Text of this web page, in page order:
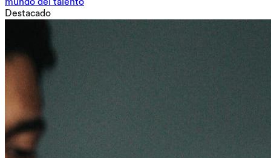
Destacado